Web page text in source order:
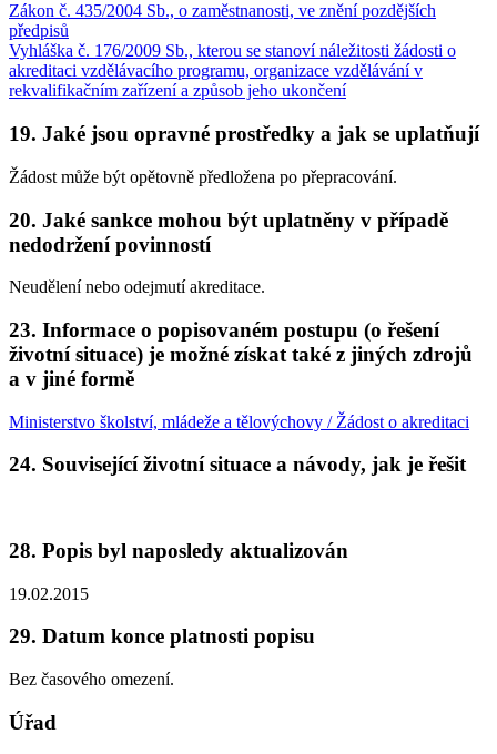
Zákon č. 435/2004 Sb., o zaměstnanosti, ve znění pozdějších
předpisů
Vyhláška č. 176/2009 Sb., kterou se stanoví náležitosti žádosti o
akreditaci vzdělávacího programu, organizace vzdělávání v
rekvalifikačním zařízení a způsob jeho ukončení
19. Jaké jsou opravné prostředky a jak se uplatňují
Žádost může být opětovně předložena po přepracování.
20. Jaké sankce mohou být uplatněny v případě
nedodržení povinností
Neudělení nebo odejmutí akreditace.
23. Informace o popisovaném postupu (o řešení
životní situace) je možné získat také z jiných zdrojů
a v jiné formě
Ministerstvo školství, mládeže a tělovýchovy / Žádost o akreditaci
24. Související životní situace a návody, jak je řešit
28. Popis byl naposledy aktualizován
19.02.2015
29. Datum konce platnosti popisu
Bez časového omezení.
Úřad